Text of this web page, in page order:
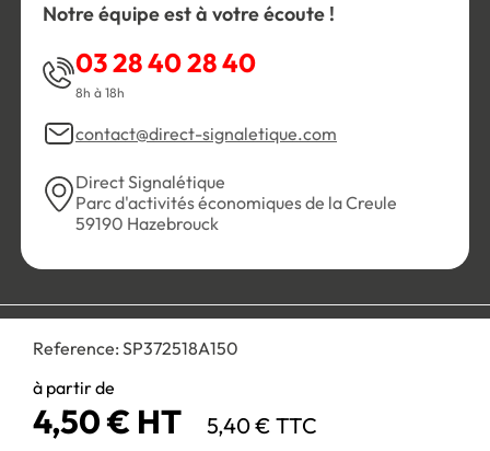
Reference: SP372518A150
à partir de
4,50 € HT 5,40 € TTC
Notre équipe est à votre écoute !
03 28 40 28 40
8h à 18h
contact@direct-signaletique.com
Direct Signalétique
Parc d'activités économiques de la Creule
59190 Hazebrouck
Personnaliser les cookies
Paiement 100% sécurisé :